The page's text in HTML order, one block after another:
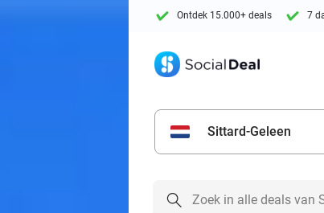
Ontdek 15.000+ deals 7
Sittard-Geleen